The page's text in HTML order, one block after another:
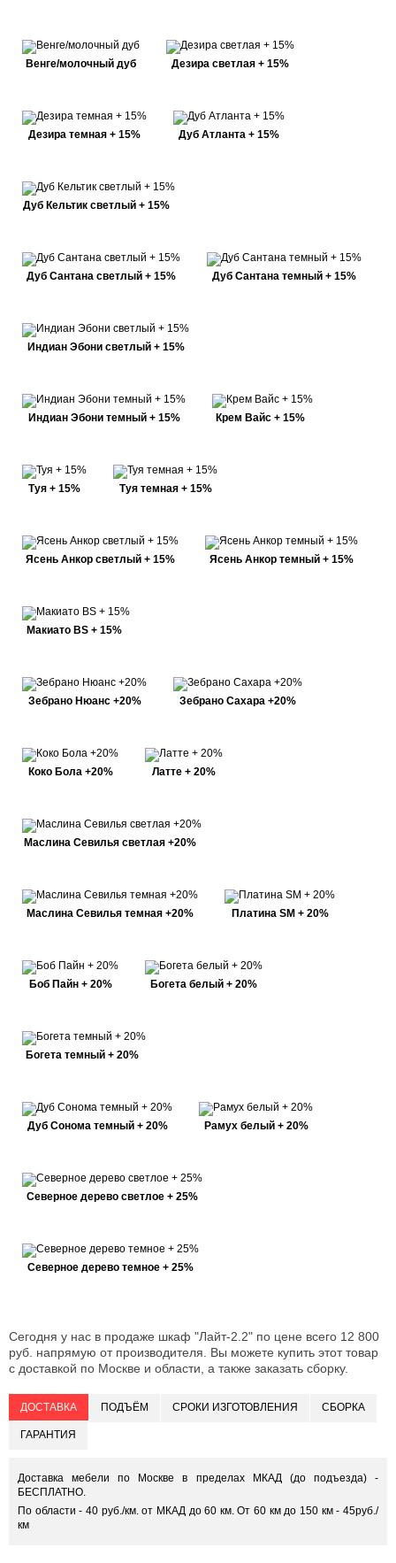
Венге/молочный дуб Дезира светлая + 15%
Дезира темная + 15% Дуб Атланта + 15%
Дуб Кельтик светлый + 15%
Дуб Сантана светлый + 15% Дуб Сантана темный + 15%
Индиан Эбони светлый + 15%
Индиан Эбони темный + 15% Крем Вайс + 15%
Туя + 15% Туя темная + 15%
Ясень Анкор светлый + 15% Ясень Анкор темный + 15%
Макиато BS + 15%
Зебрано Нюанс +20% Зебрано Сахара +20%
Коко Бола +20% Латте + 20%
Маслина Севилья светлая +20%
Маслина Севилья темная +20% Платина SM + 20%
Боб Пайн + 20% Богета белый + 20%
Богета темный + 20%
Дуб Сонома темный + 20% Рамух белый + 20%
Северное дерево светлое + 25%
Северное дерево темное + 25%
Сегодня у нас в продаже шкаф "Лайт-2.2" по цене всего 12 800
руб. напрямую от производителя. Вы можете купить этот товар
с доставкой по Москве и области, а также заказать сборку.
ДОСТАВКА ПОДЪЁМ СРОКИ ИЗГОТОВЛЕНИЯ СБОРКА
ГАРАНТИЯ
Доставка мебели по Москве в пределах МКАД (до подъезда) -
БЕСПЛАТНО.
По области - 40 руб./км. от МКАД до 60 км. От 60 км до 150 км - 45руб./
км